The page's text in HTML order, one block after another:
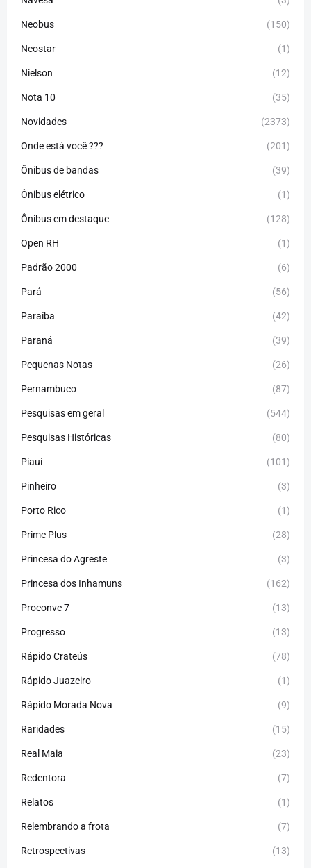
Neobus (150)
Neostar (1)
Nielson (12)
Nota 10 (35)
Novidades (2373)
Onde está você ??? (201)
Ônibus de bandas (39)
Ônibus elétrico (1)
Ônibus em destaque (128)
Open RH (1)
Padrão 2000 (6)
Pará (56)
Paraíba (42)
Paraná (39)
Pequenas Notas (26)
Pernambuco (87)
Pesquisas em geral (544)
Pesquisas Históricas (80)
Piauí (101)
Pinheiro (3)
Porto Rico (1)
Prime Plus (28)
Princesa do Agreste (3)
Princesa dos Inhamuns (162)
Proconve 7 (13)
Progresso (13)
Rápido Crateús (78)
Rápido Juazeiro (1)
Rápido Morada Nova (9)
Raridades (15)
Real Maia (23)
Redentora (7)
Relatos (1)
Relembrando a frota (7)
Retrospectivas (13)